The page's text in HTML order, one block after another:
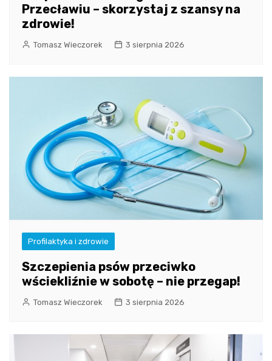
Przecławiu – skorzystaj z szansy na
zdrowie!
Tomasz Wieczorek 3 sierpnia 2026
Profilaktyka i zdrowie
Szczepienia psów przeciwko
wściekliźnie w sobotę – nie przegap!
Tomasz Wieczorek 3 sierpnia 2026